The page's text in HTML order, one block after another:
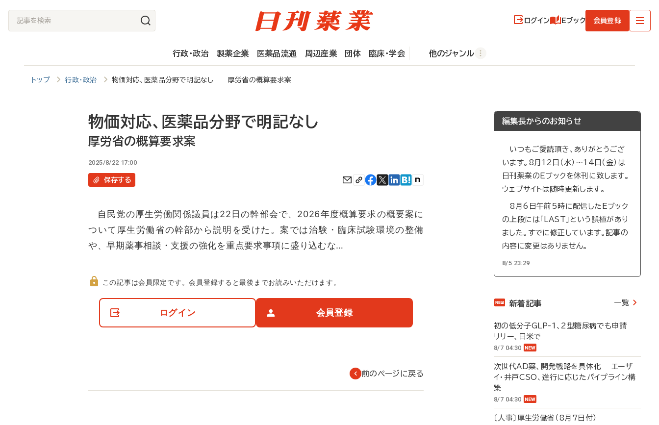
記
事
ログイン Eブック 会員登録
行政・政治 製薬企業 医薬品流通 周辺産業 団体 臨床・学会 他のジャンル
トップ 行政・政治 物価対応、医薬品分野で明記なし 厚労省の概算要求案
物価対応、医薬品分野で明記なし
厚労省の概算要求案
2025/8/22 17:00
保存する
自民党の厚生労働関係議員は22日の幹部会で、2026年度概算要求の概要案に
ついて厚生労働省の幹部から説明を受けた。案では治験・臨床試験環境の整備
や、早期薬事相談・支援の強化を重点要求事項に盛り込むな…
て
この記事は会員限定です。会員登録すると最後までお読みいただけます。
ログイン 会員登録
前のページに戻る
編集長からのお知らせ
いつもご愛読頂き、ありがとうござ
います。8月12日（水）～14日（金）は
日刊薬業のEブックを休刊に致します。
ウェブサイトは随時更新します。
8月6日午前5時に配信したEブック
の上段には「LAST」という誤植があり
ました。すでに修正しています。記事の
内容に変更はありません。
8/5 23:29
新着記事 一覧
初の低分子GLP-1、2型糖尿病でも申請
リリー、日米で
8/7 04:30
次世代AD薬、開発戦略を具体化 エーザ
イ・井戸CSO、進行に応じたパイプライン構
築
8/7 04:30
〔人事〕厚生労働省（8月7日付）